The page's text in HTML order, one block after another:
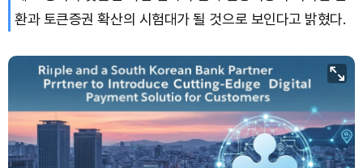
환과 토큰증권 확산의 시험대가 될 것으로 보인다고 밝혔다.